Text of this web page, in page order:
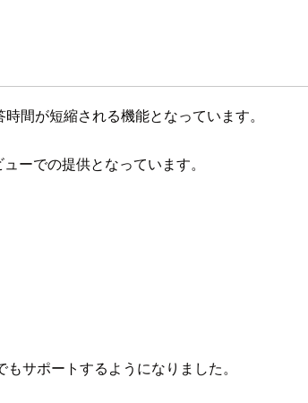
間が短縮される機能となっています。
ーでの提供となっています。
サポートするようになりました。